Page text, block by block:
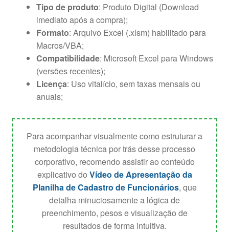
Tipo de produto: Produto Digital (Download
imediato após a compra);
Formato: Arquivo Excel (.xlsm) habilitado para
Macros/VBA;
Compatibilidade: Microsoft Excel para Windows
(versões recentes);
Licença: Uso vitalício, sem taxas mensais ou
anuais;
Para acompanhar visualmente como estruturar a
metodologia técnica por trás desse processo
corporativo, recomendo assistir ao conteúdo
explicativo do Vídeo de Apresentação da
Planilha de Cadastro de Funcionários, que
detalha minuciosamente a lógica de
preenchimento, pesos e visualização de
resultados de forma intuitiva.